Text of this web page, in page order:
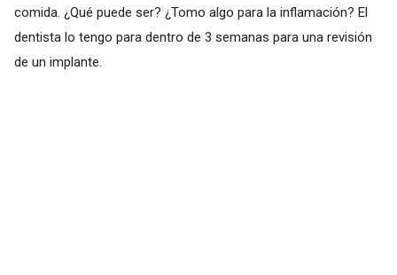
comida. ¿Qué puede ser? ¿Tomo algo para la inflamación? El
dentista lo tengo para dentro de 3 semanas para una revisión
de un implante.